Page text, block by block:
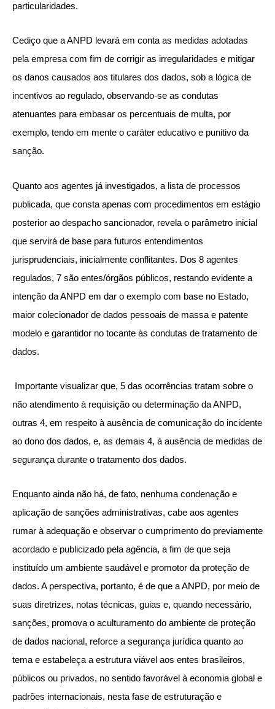
particularidades.
Cediço que a ANPD levará em conta as medidas adotadas
pela empresa com fim de corrigir as irregularidades e mitigar
os danos causados aos titulares dos dados, sob a lógica de
incentivos ao regulado, observando-se as condutas
atenuantes para embasar os percentuais de multa, por
exemplo, tendo em mente o caráter educativo e punitivo da
sanção.
Quanto aos agentes já investigados, a lista de processos
publicada, que consta apenas com procedimentos em estágio
posterior ao despacho sancionador, revela o parâmetro inicial
que servirá de base para futuros entendimentos
jurisprudenciais, inicialmente conflitantes. Dos 8 agentes
regulados, 7 são entes/órgãos públicos, restando evidente a
intenção da ANPD em dar o exemplo com base no Estado,
maior colecionador de dados pessoais de massa e patente
modelo e garantidor no tocante às condutas de tratamento de
dados.
Importante visualizar que, 5 das ocorrências tratam sobre o
não atendimento à requisição ou determinação da ANPD,
outras 4, em respeito à ausência de comunicação do incidente
ao dono dos dados, e, as demais 4, à ausência de medidas de
segurança durante o tratamento dos dados.
Enquanto ainda não há, de fato, nenhuma condenação e
aplicação de sanções administrativas, cabe aos agentes
rumar à adequação e observar o cumprimento do previamente
acordado e publicizado pela agência, a fim de que seja
instituído um ambiente saudável e promotor da proteção de
dados. A perspectiva, portanto, é de que a ANPD, por meio de
suas diretrizes, notas técnicas, guias e, quando necessário,
sanções, promova o aculturamento do ambiente de proteção
de dados nacional, reforce a segurança jurídica quanto ao
tema e estabeleça a estrutura viável aos entes brasileiros,
públicos ou privados, no sentido favorável à economia global e
padrões internacionais, nesta fase de estruturação e